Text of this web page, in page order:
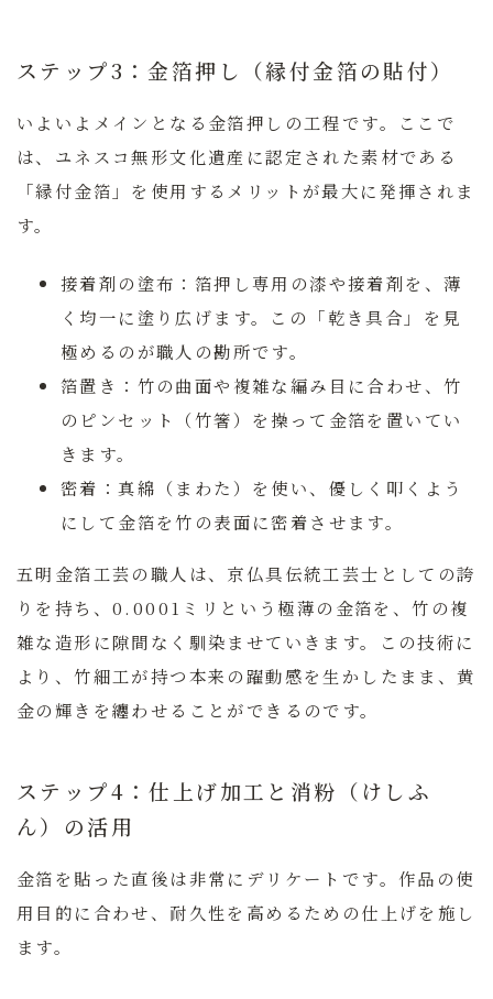
ステップ3：金箔押し（縁付金箔の貼付）
いよいよメインとなる金箔押しの工程です。ここで
は、ユネスコ無形文化遺産に認定された素材である
「縁付金箔」を使用するメリットが最大に発揮されま
す。
接着剤の塗布： 箔押し専用の漆や接着剤を、薄
く均一に塗り広げます。この「乾き具合」を見
極めるのが職人の勘所です。
箔置き： 竹の曲面や複雑な編み目に合わせ、竹
のピンセット（竹箸）を操って金箔を置いてい
きます。
密着：真綿（まわた）を使い、優しく叩くよう
にして金箔を竹の表面に密着させます。
五明金箔工芸の職人は、京仏具伝統工芸士としての誇
りを持ち、0.0001ミリという極薄の金箔を、竹の複
雑な造形に隙間なく馴染ませていきます。この技術に
より、竹細工が持つ本来の躍動感を生かしたまま、黄
金の輝きを纏わせることができるのです。
ステップ4：仕上げ加工と消粉（けしふ
ん）の活用
金箔を貼った直後は非常にデリケートです。作品の使
用目的に合わせ、耐久性を高めるための仕上げを施し
ます。